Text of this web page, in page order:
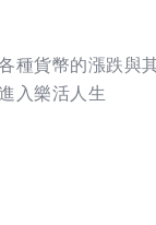
種貨幣的漲跌與
入樂活人生